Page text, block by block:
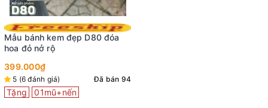
Mẫu bánh kem đẹp D80 đóa
hoa đỏ nở rộ
399.000₫
5 (6 đánh giá) Đã bán 94
Tặng 01mũ+nến